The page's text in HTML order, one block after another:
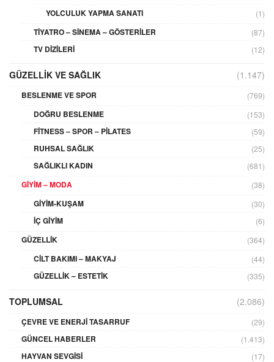
YOLCULUK YAPMA SANATI (1)
TIYATRO – SINEMA – GÖSTERILER (87)
TV DIZILERI (12)
GÜZELLIK VE SAĞLIK (1.147)
BESLENME VE SPOR (769)
DOĞRU BESLENME (153)
FITNESS – SPOR – PILATES (59)
RUHSAL SAĞLIK (25)
SAĞLIKLI KADIN (681)
GIYIM – MODA (38)
GIYIM-KUŞAM (30)
İÇ GIYIM (6)
GÜZELLIK (364)
CILT BAKIMI – MAKYAJ (44)
GÜZELLIK – ESTETIK (335)
TOPLUMSAL (2.086)
ÇEVRE VE ENERJI TASARRUF (29)
GÜNCEL HABERLER (1.413)
HAYVAN SEVGISI (17)